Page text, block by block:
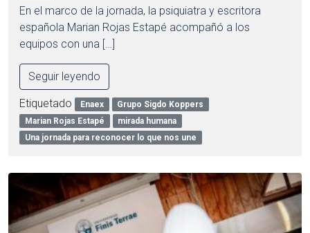
En el marco de la jornada, la psiquiatra y escritora
española Marian Rojas Estapé acompañó a los
equipos con una […]
Seguir leyendo
Etiquetado Enaex
Grupo Sigdo Koppers
Marian Rojas Estapé
mirada humana
Una jornada para reconocer lo que nos une